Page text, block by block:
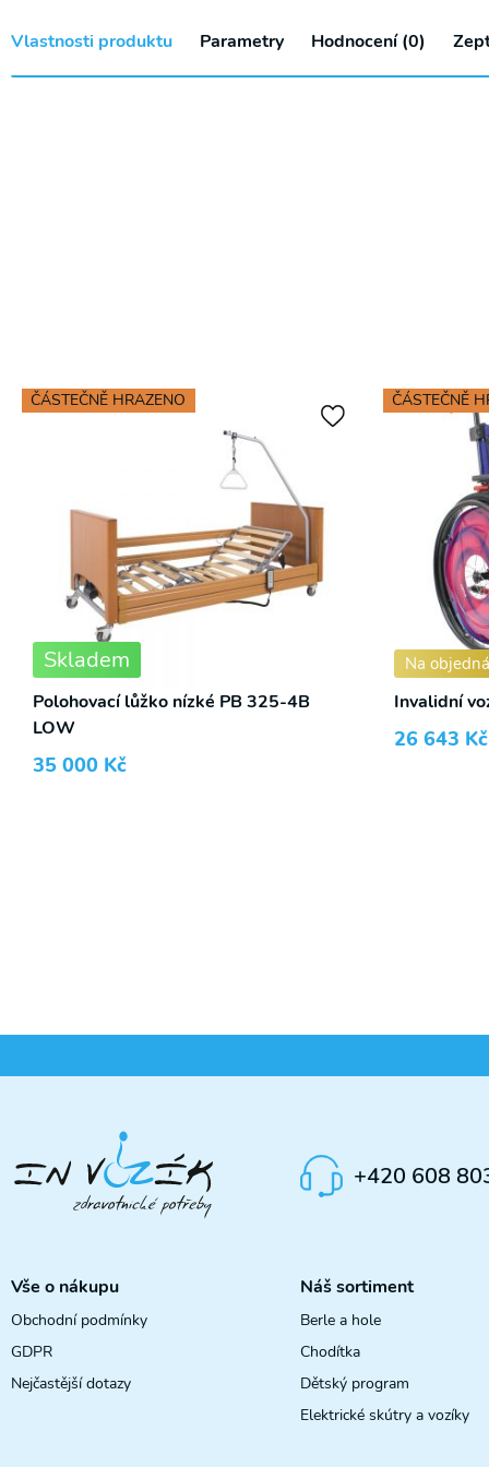
Vlastnosti produktu Parametry Hodnocení (0)
Skladem
ČÁSTEČNĚ HRAZENO
Polohovací lůžko nízké PB 325-4B
LOW
35 000 Kč
Na
ČÁSTEČNĚ
Invalidní
26 643 Kč
+420 608
Vše o nákupu
Obchodní podmínky
GDPR
Nejčastější dotazy
Náš sortiment
Berle a hole
Chodítka
Dětský program
Elektrické skútry a vozíky